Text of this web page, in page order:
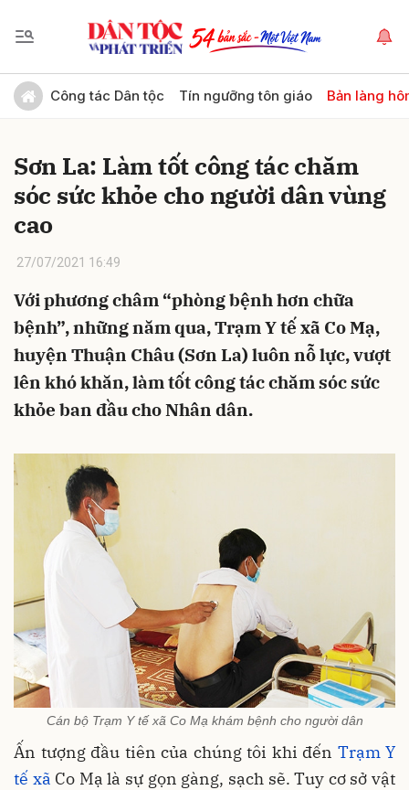
Công tác Dân tộc Tín ngưỡng tôn giáo Bản làng
Sơn La: Làm tốt công tác chăm
sóc sức khỏe cho người dân vùng
cao
27/07/2021 16:49
Với phương châm “phòng bệnh hơn chữa
bệnh”, những năm qua, Trạm Y tế xã Co Mạ,
huyện Thuận Châu (Sơn La) luôn nỗ lực, vượt
lên khó khăn, làm tốt công tác chăm sóc sức
khỏe ban đầu cho Nhân dân.
Cán bộ Trạm Y tế xã Co Mạ khám bệnh cho người dân
Ấn tượng đầu tiên của chúng tôi khi đến Trạm Y
tế xã Co Mạ là sự gọn gàng, sạch sẽ. Tuy cơ sở vật
Gửi bình luận